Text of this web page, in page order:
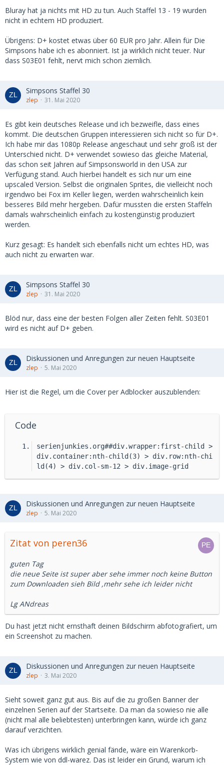
Bluray hat ja nichts mit HD zu tun. Auch Staffel 13 - 19 wurden
nicht in echtem HD produziert.
Übrigens: D+ kostet etwas über 60 EUR pro Jahr. Allein für Die
Simpsons habe ich es abonniert. Ist ja wirklich nicht teuer. Nur
dass S03E01 fehlt, nervt mich schon ziemlich.
Simpsons Staffel 30
zlep 31. Mai 2020
Es gibt kein deutsches Release und ich bezweifle, dass eines
kommt. Die deutschen Gruppen interessieren sich nicht so für D+.
Ich habe mir das 1080p Release angeschaut und sehr groß ist der
Unterschied nicht. D+ verwendet sowieso das gleiche Material,
das schon seit Jahren auf Simpsonsworld in den USA zur
Verfügung stand. Auch hierbei handelt es sich nur um eine
upscaled Version. Selbst die originalen Sprites, die vielleicht noch
irgendwo bei Fox im Keller liegen, werden wahrscheinlich kein
besseres Bild mehr hergeben. Dafür mussten die ersten Staffeln
damals wahrscheinlich einfach zu kostengünstig produziert
werden.
Kurz gesagt: Es handelt sich ebenfalls nicht um echtes HD, was
auch nicht zu erwarten war.
Simpsons Staffel 30
zlep 31. Mai 2020
Blöd nur, dass eine der besten Folgen aller Zeiten fehlt. S03E01
wird es nicht auf D+ geben.
Diskussionen und Anregungen zur neuen Hauptseite
zlep 5. Mai 2020
Hier ist die Regel, um die Cover per Adblocker auszublenden:
Code
serienjunkies.org##div.wrapper:first-child >
div.container:nth-child(3) > div.row:nth-chi
ld(4) > div.col-sm-12 > div.image-grid
Diskussionen und Anregungen zur neuen Hauptseite
zlep 5. Mai 2020
Zitat von peren36
guten Tag
die neue Seite ist super aber sehe immer noch keine Button
zum Downloaden sieh Bild ,mehr sehe ich leider nicht
Lg ANdreas
Du hast jetzt nicht ernsthaft deinen Bildschirm abfotografiert, um
ein Screenshot zu machen.
Diskussionen und Anregungen zur neuen Hauptseite
zlep 3. Mai 2020
Sieht soweit ganz gut aus. Bis auf die zu großen Banner der
einzelnen Serien auf der Startseite. Da man da sowieso nie alle
(nicht mal alle beliebtesten) unterbringen kann, würde ich ganz
darauf verzichten.
Was ich übrigens wirklich genial fände, wäre ein Warenkorb-
System wie von ddl-warez. Das ist leider ein Grund, warum ich